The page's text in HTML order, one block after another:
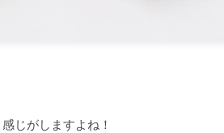
じがしますよね！